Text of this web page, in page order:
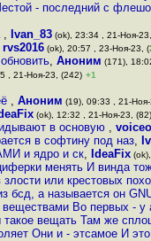
- последний с
, Ivan_83 (ok), 23:34 , 21-Ноя-
rvs2016 (ok), 20:57 , 23-Ноя-23, (
, Аноним (171),
, 21-Ноя-23, (242) +1
, Аноним (19), 09:33 , 21-
(ok), 12:32 , 21-Ноя-23, (82)
в основую ,
в софтину под наз,
и ядро и ск, IdeaFix
менять И винда
или крестовых
бсд, а называется он
Во первых - у
вещать Там же
Они и - этсамое И